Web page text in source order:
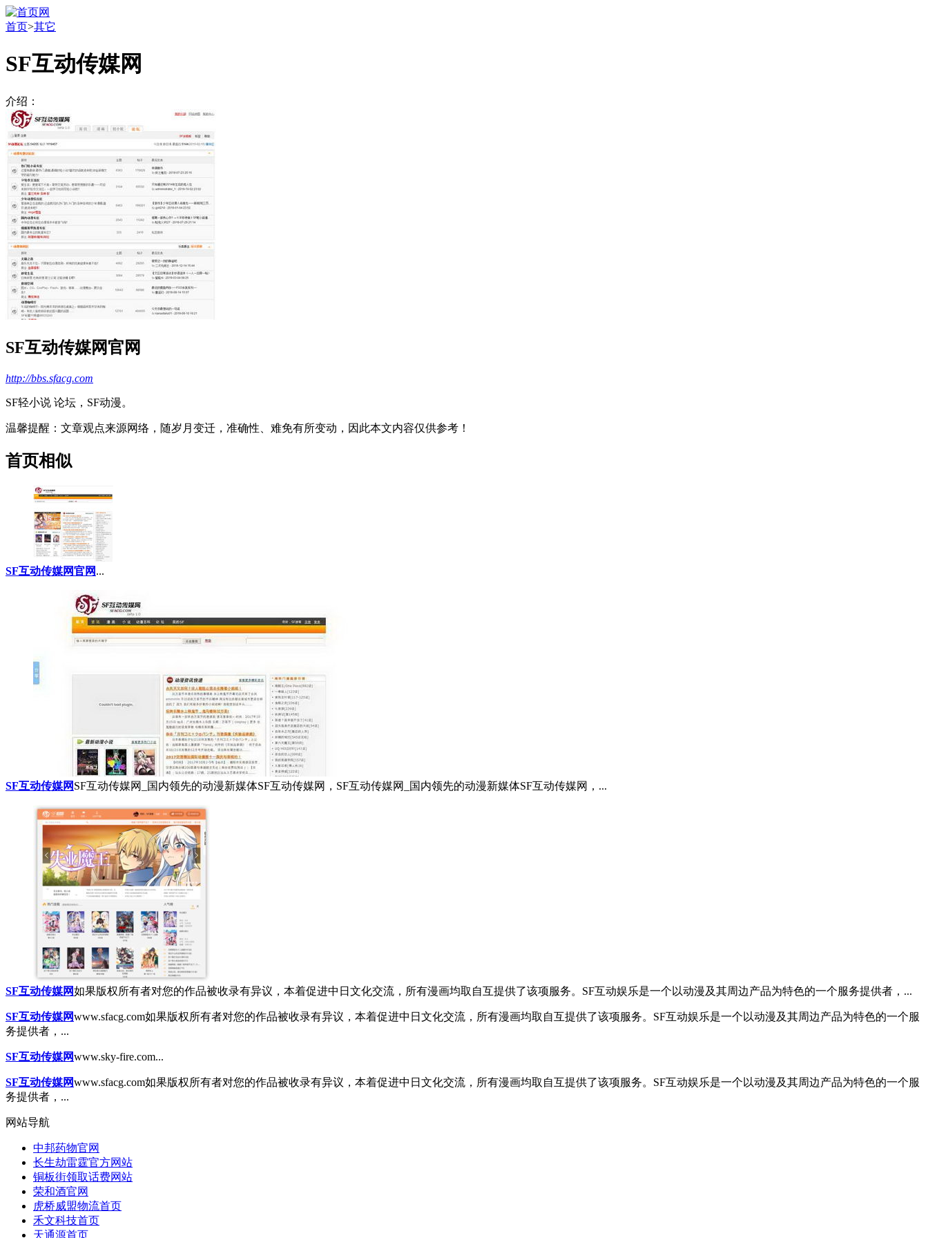
首页>其它
SF互动传媒网
介绍：
SF互动传媒网官网
http://bbs.sfacg.com
SF轻小说 论坛，SF动漫。
温馨提醒 ：文章观点来源网络，随岁月变迁，准确性、难免有所变动，因此本文内容仅供参考！
首页相似
SF互动传媒网官网...
SF互动传媒网SF互动传媒网_国内领先的动漫新媒体SF互动传媒网，SF互动传媒网_国内领先的动漫新媒体SF互动传媒网，...
SF互动传媒网如果版权所有者对您的作品被收录有异议，本着促进中日文化交流，所有漫画均取自互提供了该项服务。SF互动娱乐是一个以动漫及其周边产品为特色的一个服务提供者，...
SF互动传媒网www.sfacg.com如果版权所有者对您的作品被收录有异议，本着促进中日文化交流，所有漫画均取自互提供了该项服务。SF互动娱乐是一个以动漫及其周边产品为特色的一个服
务提供者，...
SF互动传媒网www.sky-fire.com...
SF互动传媒网www.sfacg.com如果版权所有者对您的作品被收录有异议，本着促进中日文化交流，所有漫画均取自互提供了该项服务。SF互动娱乐是一个以动漫及其周边产品为特色的一个服
务提供者，...
网站导航
中邦药物官网
长生劫雷霆官方网站
铜板街领取话费网站
荣和酒官网
虎桥威盟物流首页
禾文科技首页
天通源首页